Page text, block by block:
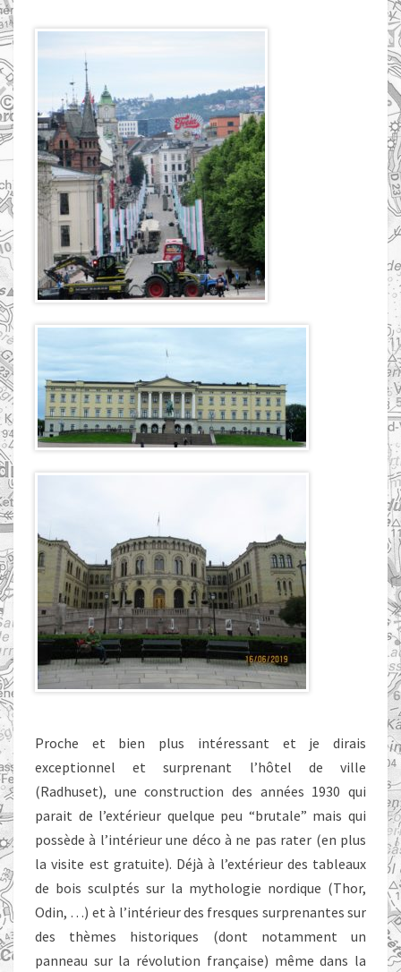
Proche et bien plus intéressant et je dirais
exceptionnel et surprenant l’hôtel de ville
(Radhuset), une construction des années 1930 qui
parait de l’extérieur quelque peu “brutale” mais qui
possède à l’intérieur une déco à ne pas rater (en plus
la visite est gratuite). Déjà à l’extérieur des tableaux
de bois sculptés sur la mythologie nordique (Thor,
Odin, …) et à l’intérieur des fresques surprenantes sur
des thèmes historiques (dont notamment un
panneau sur la révolution française) même dans la